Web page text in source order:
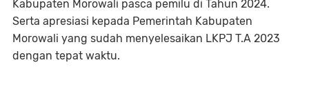
Kabupaten Morowali pasca pemilu di Tahun 2024.
Serta apresiasi kepada Pemerintah Kabupaten
Morowali yang sudah menyelesaikan LKPJ T.A 2023
dengan tepat waktu.